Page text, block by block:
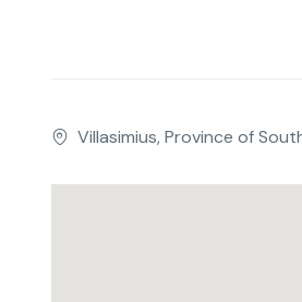
Villasimius, Province of